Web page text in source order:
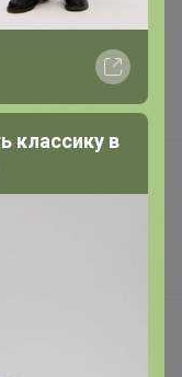
изображений
классику в